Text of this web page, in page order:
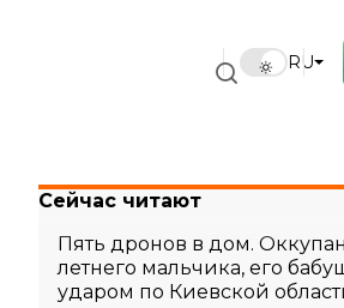
RU
Сейчас читают
Пять дронов в дом.
летнего мальчика, его
ударом по Киевской